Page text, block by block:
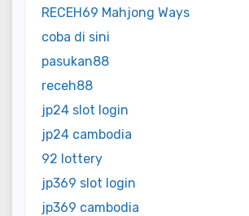
RECEH69 Mahjong Ways
coba di sini
pasukan88
receh88
jp24 slot login
jp24 cambodia
92 lottery
jp369 slot login
jp369 cambodia